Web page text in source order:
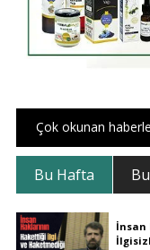
Çok okunan
Bu Hafta
İnsan